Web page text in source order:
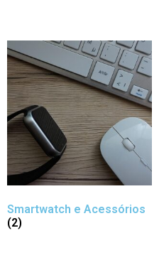
Smartwatch e Acessórios
(2)